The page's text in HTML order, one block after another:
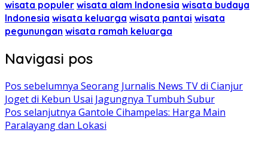
wisata populer wisata alam Indonesia wisata budaya
Indonesia wisata keluarga wisata pantai wisata
pegunungan wisata ramah keluarga
Navigasi pos
Pos sebelumnya Seorang Jurnalis News TV di Cianjur
Joget di Kebun Usai Jagungnya Tumbuh Subur
Pos selanjutnya Gantole Cihampelas: Harga Main
Paralayang dan Lokasi